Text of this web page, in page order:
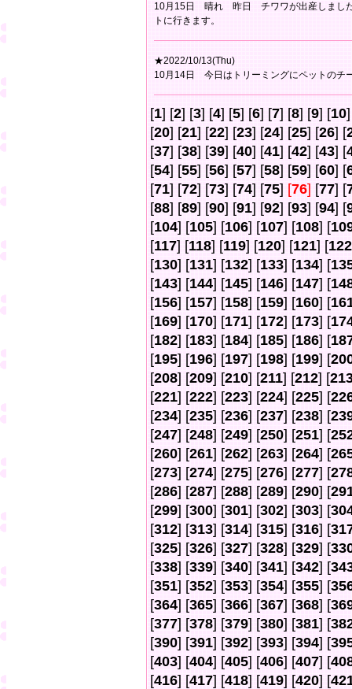
10月15日 晴れ 昨日 チワワが出産しました
トに行きます。
★2022/10/13(Thu)
10月14日 今日はトリーミングにペットのチ
[1] [2] [3] [4] [5] [6] [7] [8] [9] [10
[20] [21] [22] [23] [24] [25] [26] [
[37] [38] [39] [40] [41] [42] [43] [
[54] [55] [56] [57] [58] [59] [60] [
[71] [72] [73] [74] [75] [76] [77] [
[88] [89] [90] [91] [92] [93] [94] [
[104] [105] [106] [107] [108] [
[117] [118] [119] [120] [121] [122
[130] [131] [132] [133] [134] [
[143] [144] [145] [146] [147] [
[156] [157] [158] [159] [160] [
[169] [170] [171] [172] [173] [
[182] [183] [184] [185] [186] [
[195] [196] [197] [198] [199] [
[208] [209] [210] [211] [212] [
[221] [222] [223] [224] [225] [
[234] [235] [236] [237] [238] [
[247] [248] [249] [250] [251] [
[260] [261] [262] [263] [264] [
[273] [274] [275] [276] [277] [
[286] [287] [288] [289] [290] [
[299] [300] [301] [302] [303] [
[312] [313] [314] [315] [316] [
[325] [326] [327] [328] [329] [
[338] [339] [340] [341] [342] [
[351] [352] [353] [354] [355] [
[364] [365] [366] [367] [368] [
[377] [378] [379] [380] [381] [
[390] [391] [392] [393] [394] [
[403] [404] [405] [406] [407] [
[416] [417] [418] [419] [420] [